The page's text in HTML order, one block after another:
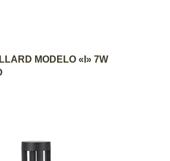
AL CARRITO
MODELO «I» 7W